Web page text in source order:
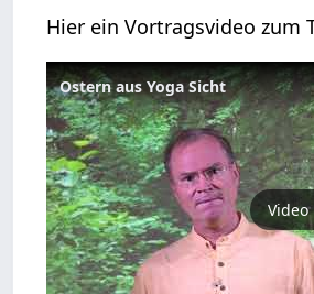
Hier ein Vortragsvideo zum
Ostern aus Yoga Sicht
Video